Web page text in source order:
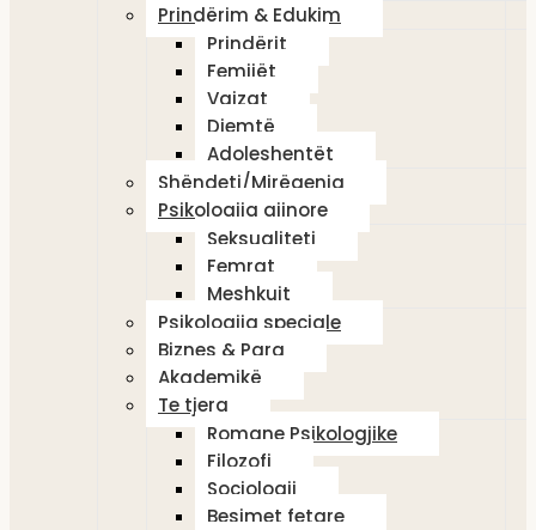
Prindërim & Edukim
Prindërit
Femijët
Vajzat
Djemtë
Adoleshentët
Shëndeti/Mirëqenia
Psikologjia gjinore
Seksualiteti
Femrat
Meshkujt
Psikologjia speciale
Biznes & Para
Akademikë
Te tjera
Romane Psikologjike
Filozofi
Sociologji
Besimet fetare